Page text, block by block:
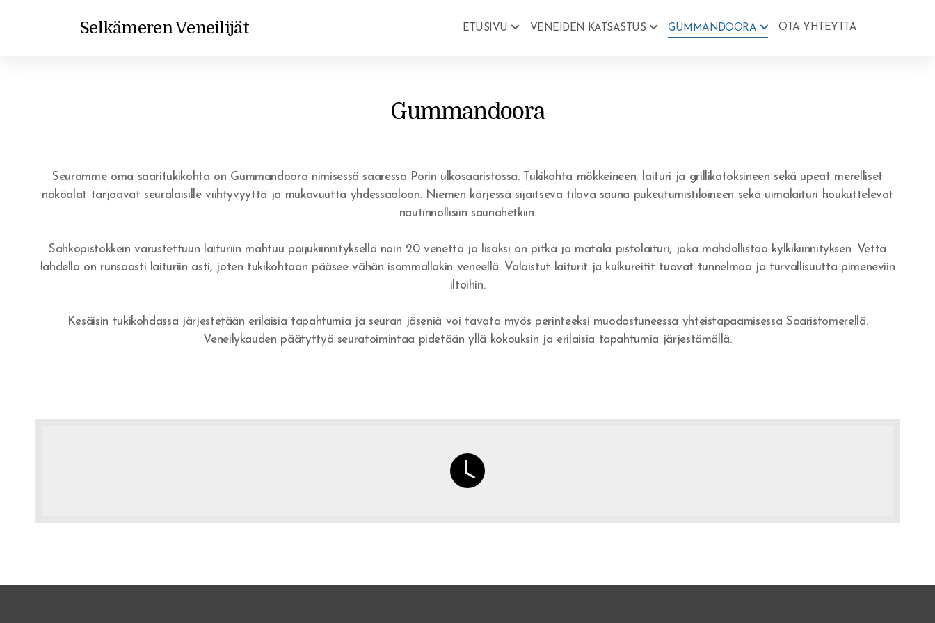
Selkämeren Veneilijät ETUSIVU VENEIDEN KATSASTUS GUMMANDOORA OTA YHTEYTTÄ
Gummandoora
Seuramme oma saaritukikohta on Gummandoora nimisessä saaressa Porin ulkosaaristossa. Tukikohta mökkeineen, laituri ja grillikatoksineen sekä upeat merelliset
näköalat tarjoavat seuralaisille viihtyvyyttä ja mukavuutta yhdessäoloon. Niemen kärjessä sijaitseva tilava sauna pukeutumistiloineen sekä uimalaituri houkuttelevat
nautinnollisiin saunahetkiin.
Sähköpistokkein varustettuun laituriin mahtuu poijukiinnityksellä noin 20 venettä ja lisäksi on pitkä ja matala pistolaituri, joka mahdollistaa kylkikiinnityksen. Vettä
lahdella on runsaasti laituriin asti, joten tukikohtaan pääsee vähän isommallakin veneellä. Valaistut laiturit ja kulkureitit tuovat tunnelmaa ja turvallisuutta pimeneviin
iltoihin.
Kesäisin tukikohdassa järjestetään erilaisia tapahtumia ja seuran jäseniä voi tavata myös perinteeksi muodostuneessa yhteistapaamisessa Saaristomerellä.
Veneilykauden päätyttyä seuratoimintaa pidetään yllä kokouksin ja erilaisia tapahtumia järjestämällä.